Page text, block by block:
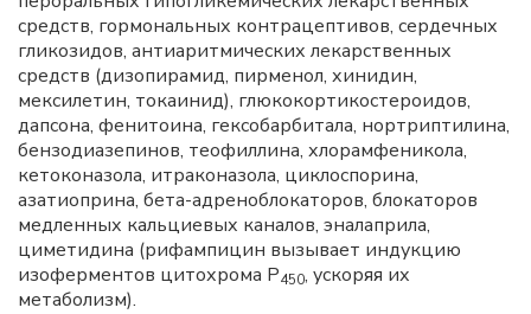
средств, гормональных контрацептивов, сердечных
гликозидов, антиаритмических лекарственных
средств (дизопирамид, пирменол, хинидин,
мексилетин, токаинид), глюкокортикостероидов,
дапсона, фенитоина, гексобарбитала, нортриптилина,
бензодиазепинов, теофиллина, хлорамфеникола,
кетоконазола, итраконазола, циклоспорина,
азатиоприна, бета-адреноблокаторов, блокаторов
медленных кальциевых каналов, эналаприла,
циметидина (рифампицин вызывает индукцию
изоферментов цитохрома P450, ускоряя их
метаболизм).